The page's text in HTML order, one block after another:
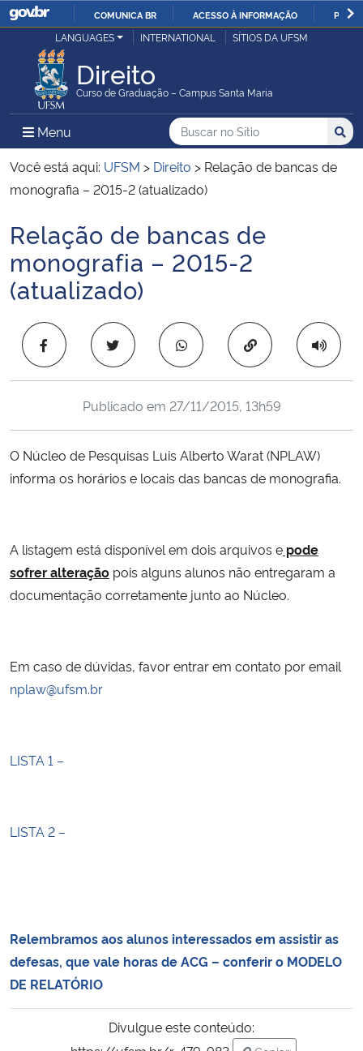
IR
COMUNICA BR ACESSO À INFORMAÇÃO
Ministério da Justiça e Segurança Pública
Ministério da Defesa
Ministério das Relações Exteriores
Ministério da Infraestrutura
Ministério da Agricultura, Pecuária e Abastecimento
Ministério da Educação
Ministério de Minas e Energia
Ministério do Meio Ambiente
Ministério do Turismo
Controladoria-Geral da União
Secretaria-Geral
Banco Central do Brasil
Planalto
LANGUAGES INTERNATIONAL SÍTIOS DA UFSM
Direito
Curso de Graduação – Campus Santa Maria
Menu Menu Principal do Sítio
Busca
Buscar no no Sítio
Busca:
Você está aqui: UFSM > Direito > Relação de bancas de
monografia – 2015-2 (atualizado)
Início do conteúdo
Relação de bancas de
monografia – 2015-2
(atualizado)
Copiar para área
Publicado em 27/11/2015, 13h59
O Núcleo de Pesquisas Luis Alberto Warat (NPLAW)
informa os horários e locais das bancas de monografia.
A listagem está disponível em dois arquivos e pode
sofrer alteração pois alguns alunos não entregaram a
documentação corretamente junto ao Núcleo.
Em caso de dúvidas, favor entrar em contato por email
nplaw@ufsm.br
LISTA 1 –
LISTA 2 –
Relembramos aos alunos interessados em assistir as
defesas, que vale horas de ACG – conferir o MODELO
DE RELATÓRIO
Divulgue este conteúdo: